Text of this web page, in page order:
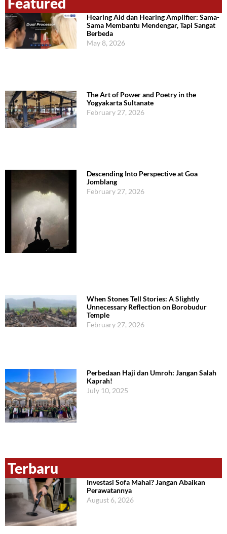
Hearing Aid dan Hearing Amplifier: Sama-
Sama Membantu Mendengar, Tapi Sangat
Berbeda
May 8, 2026
The Art of Power and Poetry in the
Yogyakarta Sultanate
February 27, 2026
Descending Into Perspective at Goa
Jomblang
February 27, 2026
When Stones Tell Stories: A Slightly
Unnecessary Reflection on Borobudur
Temple
February 27, 2026
Perbedaan Haji dan Umroh: Jangan Salah
Kaprah!
July 10, 2025
Terbaru
Investasi Sofa Mahal? Jangan Abaikan
Perawatannya
August 6, 2026